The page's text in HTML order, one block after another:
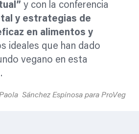
y con la conferencia
y estrategias de
en alimentos y
ideales que han dado
vegano en esta
Sánchez Espinosa para ProVeg